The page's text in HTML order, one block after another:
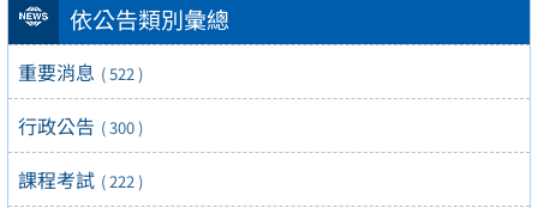
依公告類別彙總
重要消息 ( 522 )
行政公告 ( 300 )
課程考試 ( 222 )